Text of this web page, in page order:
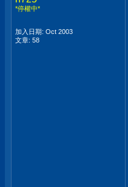
*停權中*
加入日期: Oct 2003
文章: 58